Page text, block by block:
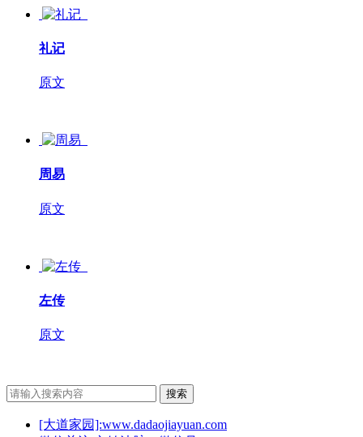
礼记
原文
周易
原文
左传
原文
搜索
[大道家园]:www.dadaojiayuan.com